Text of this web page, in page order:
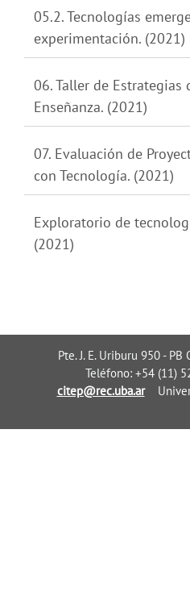
05.2. Tecnologías
experimentación. (2021)
06. Taller de Estrategias
Enseñanza. (2021)
07. Evaluación de
con Tecnología. (2021)
Exploratorio de
(2021)
Pte. J. E. Uriburu 950 -
Teléfono: +54 (11)
citep@rec.uba.ar